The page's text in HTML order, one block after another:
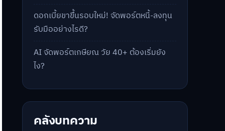
ดอกเบี้ยขาขึ้นรอบใหม่! จัดพอร์ตหนี้-ลงทุน
รับมืออย่างไรดี?
AI จัดพอร์ตเกษียณ วัย 40+ ต้องเริ่มยัง
ไง?
คลังบทความ